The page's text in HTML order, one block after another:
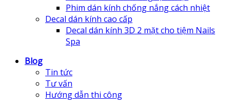
Phim dán kính chống nắng cách nhiệt
Decal dán kính cao cấp
Decal dán kính 3D 2 mặt cho tiệm Nails
Spa
Blog
Tin tức
Tư vấn
Hướng dẫn thi công